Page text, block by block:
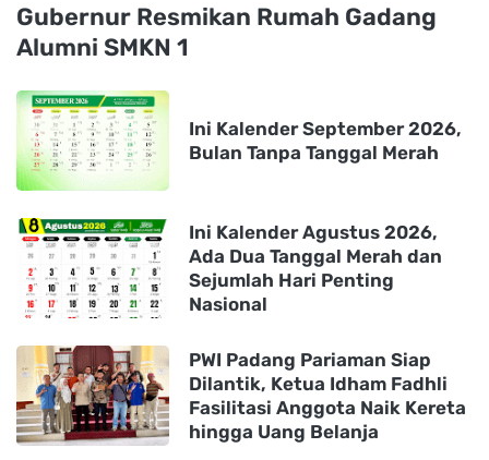
Gubernur Resmikan Rumah Gadang
Alumni SMKN 1
Ini Kalender September 2026,
Bulan Tanpa Tanggal Merah
Ini Kalender Agustus 2026,
Ada Dua Tanggal Merah dan
Sejumlah Hari Penting
Nasional
PWI Padang Pariaman Siap
Dilantik, Ketua Idham Fadhli
Fasilitasi Anggota Naik Kereta
hingga Uang Belanja